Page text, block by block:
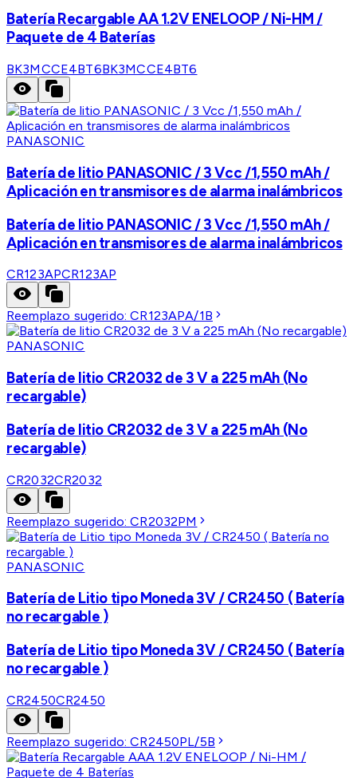
Batería Recargable AA 1.2V ENELOOP / Ni-HM /
Paquete de 4 Baterías
BK3MCCE4BT6BK3MCCE4BT6
PANASONIC
Batería de litio PANASONIC / 3 Vcc /1,550 mAh /
Aplicación en transmisores de alarma inalámbricos
Batería de litio PANASONIC / 3 Vcc /1,550 mAh /
Aplicación en transmisores de alarma inalámbricos
CR123APCR123AP
Reemplazo sugerido:CR123APA/1B
PANASONIC
Batería de litio CR2032 de 3 V a 225 mAh (No
recargable)
Batería de litio CR2032 de 3 V a 225 mAh (No
recargable)
CR2032CR2032
Reemplazo sugerido:CR2032PM
PANASONIC
Batería de Litio tipo Moneda 3V / CR2450 ( Batería
no recargable )
Batería de Litio tipo Moneda 3V / CR2450 ( Batería
no recargable )
CR2450CR2450
Reemplazo sugerido:CR2450PL/5B